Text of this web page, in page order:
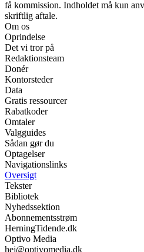
få kommission. Indholdet må kun
skriftlig aftale.
Om os
Oprindelse
Det vi tror på
Redaktionsteam
Donér
Kontorsteder
Data
Gratis ressourcer
Rabatkoder
Omtaler
Valgguides
Sådan gør du
Optagelser
Navigationslinks
Oversigt
Tekster
Bibliotek
Nyhedssektion
Abonnementsstrøm
HerningTidende.dk
Optivo Media
hej@optivomedia.dk